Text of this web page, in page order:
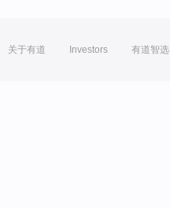
关于有道 Investors 有道智选